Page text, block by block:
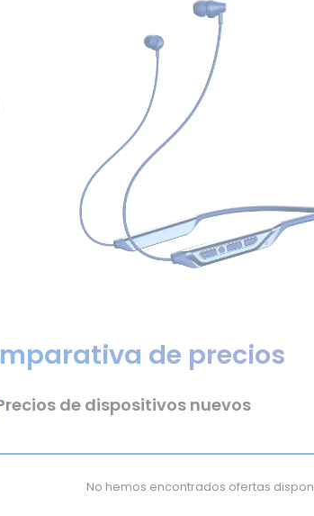
de precios
de dispositivos nuevos
No hemos encontrados ofertas